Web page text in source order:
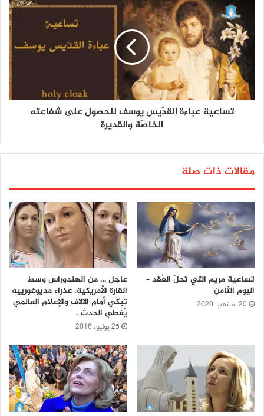
تساعية عباءة القدّيس يوسف للحصول على شفاعته
الخاصّة والقديرة
مقالات ذات صلة
تساعية مريم التي تحلّ العُقد –
اليوم الثامن
20 سبتمبر، 2020
عاجل … من الهندوراس وسط
القارة الأمريكية، عذراء مديوغورييه
تبكي أمام الالاف والإعلام العالمي
يُغطي الحدث .
25 يوليو، 2016